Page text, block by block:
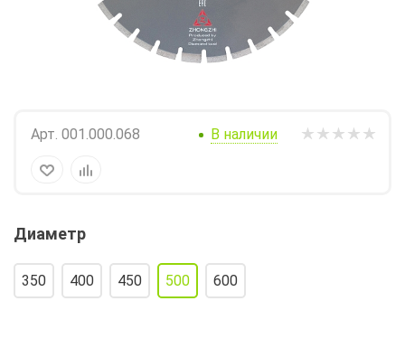
Арт. 001.000.068 В наличии
Диаметр
350 400 450 500 600